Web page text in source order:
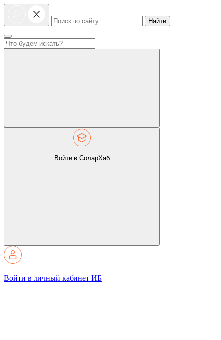
Найти
Войти в СоларХаб
Войти в личный кабинет ИБ